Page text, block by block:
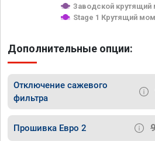
Заводской
Stage 1 Крутящий
Дополнительные опции:
Отключение сажевого
фильтра
Прошивка Евро 2